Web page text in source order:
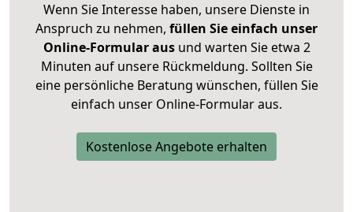
Wenn Sie Interesse haben, unsere Dienste in
Anspruch zu nehmen, füllen Sie einfach unser
Online-Formular ausund warten Sie etwa 2
Minuten auf unsere Rückmeldung. Sollten Sie
eine persönliche Beratung wünschen, füllen Sie
einfach unser Online-Formular aus.
Kostenlose Angebote erhalten